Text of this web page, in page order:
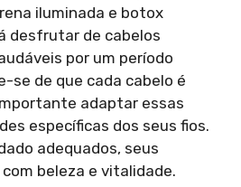
iluminada e botox
desfrutar de cabelos
por um período
se de que cada cabelo é
adaptar essas
específicas dos seus fios.
adequados, seus
beleza e vitalidade.